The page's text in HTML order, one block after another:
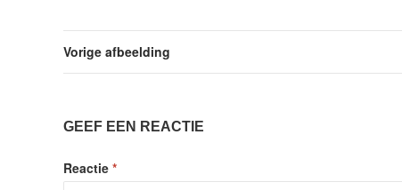
Vorige afbeelding
GEEF EEN REACTIE
Reactie *